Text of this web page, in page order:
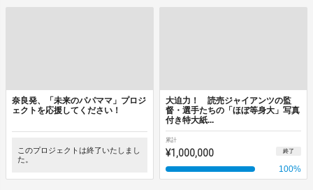
奈良発、「未来のパパママ」プロジ
ェクトを応援してください！
このプロジェクトは終了いたしまし
た。
大迫力！ 読売ジャイアンツの監
督・選手たちの「ほぼ等身大」写真
付き特大紙...
累計
¥1,000,000 終了
100%